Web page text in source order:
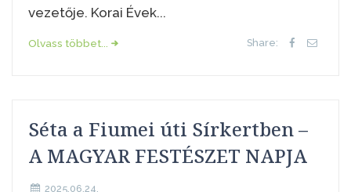
vezetője. Korai Évek...
Olvass többet... Share:
Séta a Fiumei úti Sírkertben –
A MAGYAR FESTÉSZET NAPJA
2025.06.24.